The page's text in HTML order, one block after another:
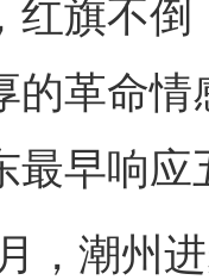
旗不倒
的革命
最早响
潮州进